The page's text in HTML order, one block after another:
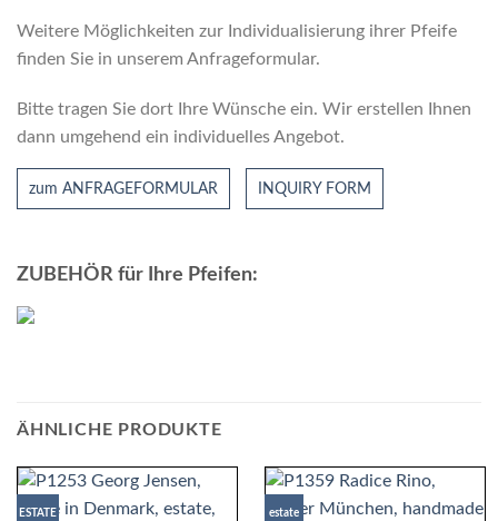
Weitere Möglichkeiten zur Individualisierung ihrer Pfeife
finden Sie in unserem Anfrageformular.
Bitte tragen Sie dort Ihre Wünsche ein. Wir erstellen Ihnen
dann umgehend ein individuelles Angebot.
zum ANFRAGEFORMULAR INQUIRY FORM
ZUBEHÖR für Ihre Pfeifen:
ÄHNLICHE PRODUKTE
ESTATE estate